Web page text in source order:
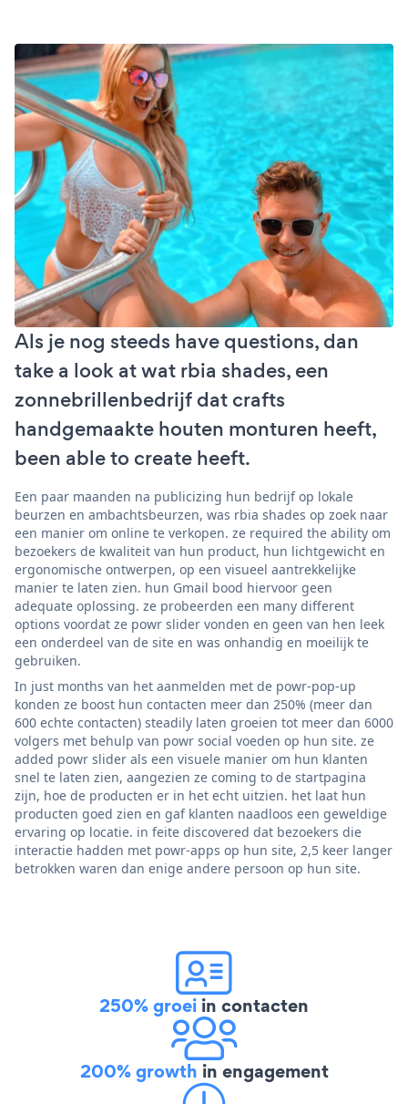
Als je nog steeds have questions, dan
take a look at wat rbia shades, een
zonnebrillenbedrijf dat crafts
handgemaakte houten monturen heeft,
been able to create heeft.
Een paar maanden na publicizing hun bedrijf op lokale
beurzen en ambachtsbeurzen, was rbia shades op zoek naar
een manier om online te verkopen. ze required the ability om
bezoekers de kwaliteit van hun product, hun lichtgewicht en
ergonomische ontwerpen, op een visueel aantrekkelijke
manier te laten zien. hun Gmail bood hiervoor geen
adequate oplossing. ze probeerden een many different
options voordat ze powr slider vonden en geen van hen leek
een onderdeel van de site en was onhandig en moeilijk te
gebruiken.
In just months van het aanmelden met de powr-pop-up
konden ze boost hun contacten meer dan 250% (meer dan
600 echte contacten) steadily laten groeien tot meer dan 6000
volgers met behulp van powr social voeden op hun site. ze
added powr slider als een visuele manier om hun klanten
snel te laten zien, aangezien ze coming to de startpagina
zijn, hoe de producten er in het echt uitzien. het laat hun
producten goed zien en gaf klanten naadloos een geweldige
ervaring op locatie. in feite discovered dat bezoekers die
interactie hadden met powr-apps op hun site, 2,5 keer langer
betrokken waren dan enige andere persoon op hun site.
250% groei in contacten
200% growth in engagement